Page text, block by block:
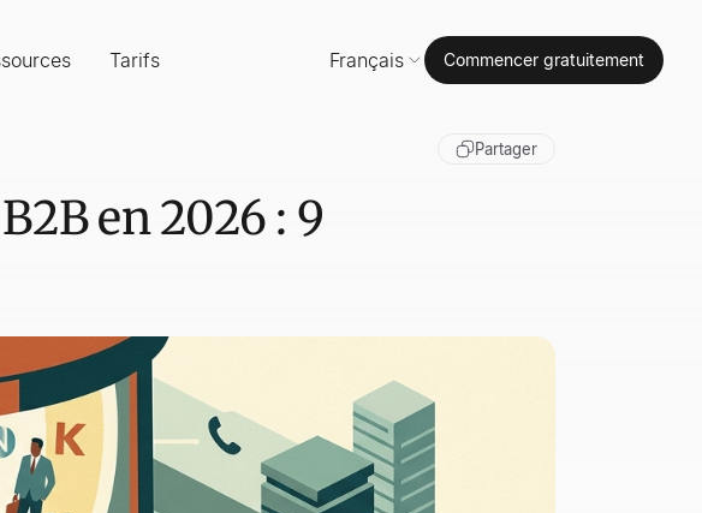
Tarifs Français Commencer gratuitement
Partager
en 2026 : 9